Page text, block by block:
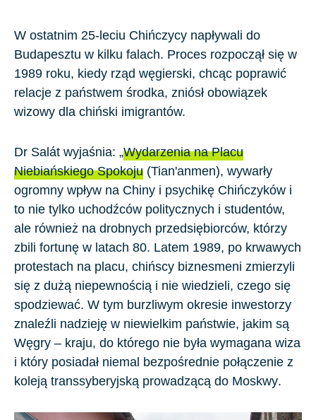
W ostatnim 25-leciu Chińczycy napływali do
Budapesztu w kilku falach. Proces rozpoczął się w
1989 roku, kiedy rząd węgierski, chcąc poprawić
relacje z państwem środka, zniósł obowiązek
wizowy dla chiński imigrantów.
Dr Salát wyjaśnia: „Wydarzenia na Placu
Niebiańskiego Spokoju (Tian'anmen), wywarły
ogromny wpływ na Chiny i psychikę Chińczyków i
to nie tylko uchodźców politycznych i studentów,
ale również na drobnych przedsiębiorców, którzy
zbili fortunę w latach 80. Latem 1989, po krwawych
protestach na placu, chińscy biznesmeni zmierzyli
się z dużą niepewnością i nie wiedzieli, czego się
spodziewać. W tym burzliwym okresie inwestorzy
znaleźli nadzieję w niewielkim państwie, jakim są
Węgry – kraju, do którego nie była wymagana wiza
i który posiadał niemal bezpośrednie połączenie z
koleją transsyberyjską prowadzącą do Moskwy.